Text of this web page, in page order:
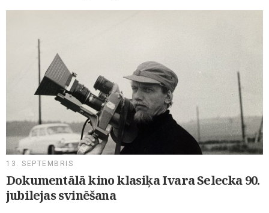
13. SEPTEMBRIS
Dokumentālā kino klasiķa Ivara Selecka 90.
jubilejas svinēšana